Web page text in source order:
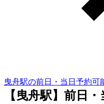
曳舟駅の前日・当日予約可
【曳舟駅】前日